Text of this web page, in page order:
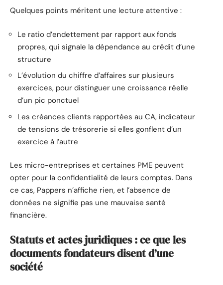
Quelques points méritent une lecture attentive :
Le ratio d’endettement par rapport aux fonds
propres, qui signale la dépendance au crédit d’une
structure
L’évolution du chiffre d’affaires sur plusieurs
exercices, pour distinguer une croissance réelle
d’un pic ponctuel
Les créances clients rapportées au CA, indicateur
de tensions de trésorerie si elles gonflent d’un
exercice à l’autre
Les micro-entreprises et certaines PME peuvent
opter pour la confidentialité de leurs comptes. Dans
ce cas, Pappers n’affiche rien, et l’absence de
données ne signifie pas une mauvaise santé
financière.
Statuts et actes juridiques : ce que les
documents fondateurs disent d’une
société